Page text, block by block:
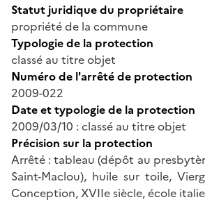
Statut juridique du propriétaire
propriété de la commune
Typologie de la protection
classé au titre objet
Numéro de l'arrêté de protection
2009-022
Date et typologie de la protection
2009/03/10 : classé au titre objet
Précision sur la protection
Arrêté : tableau (dépôt au
Saint-Maclou), huile sur toile,
Conception, XVIIe siècle, école